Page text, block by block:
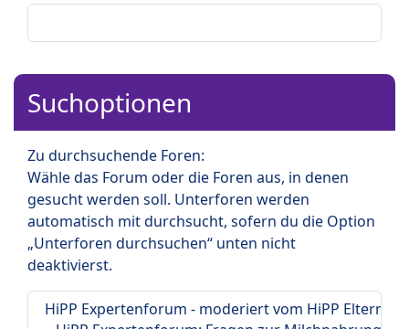
Suchoptionen
Zu durchsuchende Foren:
Wähle das Forum oder die Foren aus, in denen
gesucht werden soll. Unterforen werden
automatisch mit durchsucht, sofern du die Option
„Unterforen durchsuchen“ unten nicht
deaktivierst.